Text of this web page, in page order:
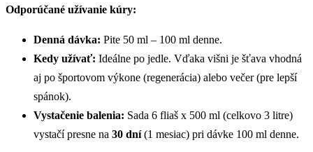
Odporúčané užívanie kúry:
Denná dávka: Pite 50 ml – 100 ml denne.
Kedy užívať: Ideálne po jedle. Vďaka višni je šťava vhodná
aj po športovom výkone (regenerácia) alebo večer (pre lepší
spánok).
Vystačenie balenia: Sada 6 fliaš x 500 ml (celkovo 3 litre)
vystačí presne na 30 dní(1 mesiac) pri dávke 100 ml denne.